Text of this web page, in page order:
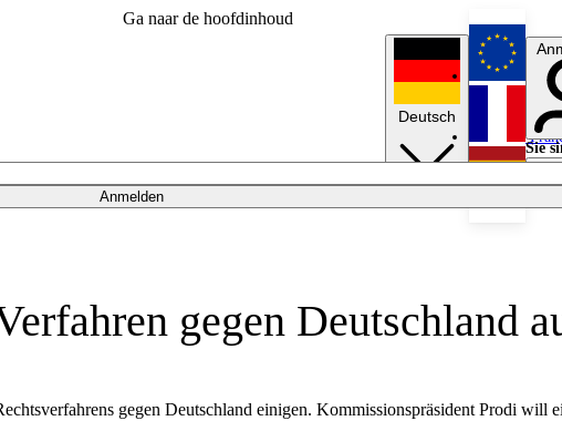
Ga naar de hoofdinhoud
Anmelden
Deutsch
Sie
Licht
gegen Deutschland
gegen Deutschland einigen. Kommissionspräsident Prodi will